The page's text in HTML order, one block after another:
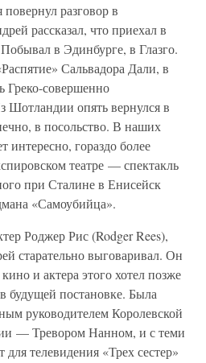
разговор в
рассказал, что приехал в
в Эдинбурге, в Глазго.
Сальвадора Дали, в
Греко-совершенно
Шотландии опять вернулся в
в посольство. В наших
интересно, гораздо более
театре — спектакль
при Сталине в Енисейск
«Самоубийца».
Роджер Рис (Rodger Rees),
старательно выговаривал. Он
и актера этого хотел позже
будущей постановке. Была
руководителем Королевской
— Тревором Нанном, и с теми
для телевидения «Трех сестер»